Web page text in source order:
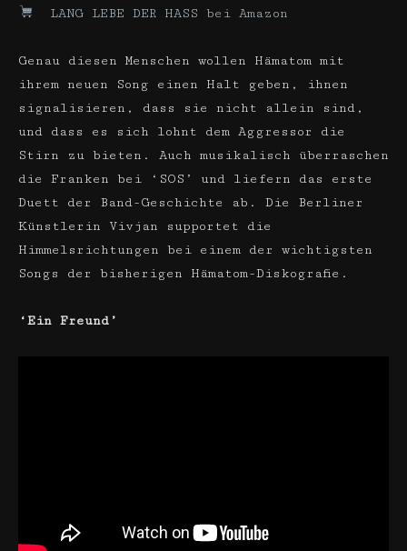
LANG LEBE DER HASS bei Amazon
Genau diesen Menschen wollen Hämatom mit
ihrem neuen Song einen Halt geben, ihnen
signalisieren, dass sie nicht allein sind,
und dass es sich lohnt dem Aggressor die
Stirn zu bieten. Auch musikalisch überraschen
die Franken bei ‘SOS’ und liefern das erste
Duett der Band-Geschichte ab. Die Berliner
Künstlerin Vivjan supportet die
Himmelsrichtungen bei einem der wichtigsten
Songs der bisherigen Hämatom-Diskografie.
‘Ein Freund’